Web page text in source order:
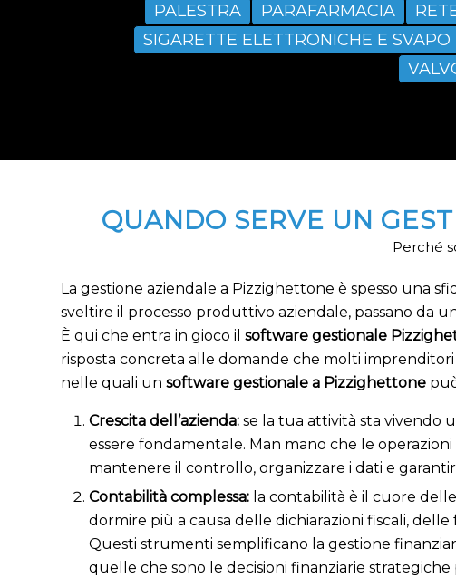
PALESTRA
PARAFARMACIA
SIGARETTE ELETTRONICHE E SVAPO
QUANDO SERVE UN
Perché
La gestione aziendale a Pizzighettone è spesso una
sveltire il processo produttivo aziendale, passano da
È qui che entra in gioco il software gestionale
risposta concreta alle domande che molti
nelle quali un software gestionale a Pizzighettone
Crescita dell’azienda: se la tua attività sta vivendo
essere fondamentale. Man mano che le
mantenere il controllo, organizzare i dati e
Contabilità complessa: a contabilità è il cuore
dormire più a causa delle dichiarazioni fiscali,
Questi strumenti semplificano la gestione
quelle che sono le decisioni finanziarie